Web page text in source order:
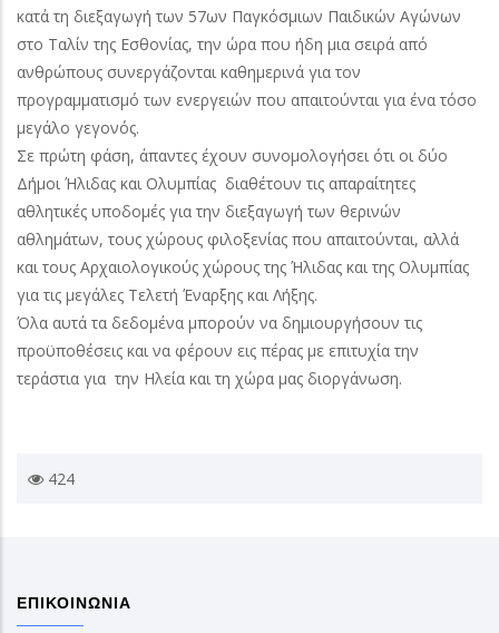
κατά τη διεξαγωγή των 57ων Παγκόσμιων Παιδικών Αγώνων
στο Ταλίν της Εσθονίας, την ώρα που ήδη μια σειρά από
ανθρώπους συνεργάζονται καθημερινά για τον
προγραμματισμό των ενεργειών που απαιτούνται για ένα τόσο
μεγάλο γεγονός.
Σε πρώτη φάση, άπαντες έχουν συνομολογήσει ότι οι δύο
Δήμοι Ήλιδας και Ολυμπίας διαθέτουν τις απαραίτητες
αθλητικές υποδομές για την διεξαγωγή των θερινών
αθλημάτων, τους χώρους φιλοξενίας που απαιτούνται, αλλά
και τους Αρχαιολογικούς χώρους της Ήλιδας και της Ολυμπίας
για τις μεγάλες Τελετή Έναρξης και Λήξης.
Όλα αυτά τα δεδομένα μπορούν να δημιουργήσουν τις
προϋποθέσεις και να φέρουν εις πέρας με επιτυχία την
τεράστια για την Ηλεία και τη χώρα μας διοργάνωση.
424
ΕΠΙΚΟΙΝΩΝΙΑ